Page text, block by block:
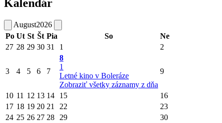
Kalendár
August2026
Po Ut St Št Pia So
Ne
27 28 29 30 31 1 2
3 4 5 6 7
8
1
Letné kino v Boleráze
Zobraziť všetky záznamy z dňa
9
10 11 12 13 14 15
16
17 18 19 20 21 22
23
24 25 26 27 28 29
30